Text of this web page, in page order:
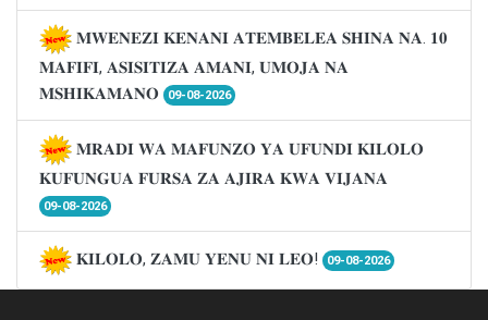
𝐌𝐖𝐄𝐍𝐄𝐙𝐈 𝐊𝐄𝐍𝐀𝐍𝐈 𝐀𝐓𝐄𝐌𝐁𝐄𝐋𝐄𝐀 𝐒𝐇𝐈𝐍𝐀 𝐍𝐀. 𝟏𝟎
𝐌𝐀𝐅𝐈𝐅𝐈, 𝐀𝐒𝐈𝐒𝐈𝐓𝐈𝐙𝐀 𝐀𝐌𝐀𝐍𝐈, 𝐔𝐌𝐎𝐉𝐀 𝐍𝐀
𝐌𝐒𝐇𝐈𝐊𝐀𝐌𝐀𝐍𝐎
09-08-2026
𝐌𝐑𝐀𝐃𝐈 𝐖𝐀 𝐌𝐀𝐅𝐔𝐍𝐙𝐎 𝐘𝐀 𝐔𝐅𝐔𝐍𝐃𝐈 𝐊𝐈𝐋𝐎𝐋𝐎
𝐊𝐔𝐅𝐔𝐍𝐆𝐔𝐀 𝐅𝐔𝐑𝐒𝐀 𝐙𝐀 𝐀𝐉𝐈𝐑𝐀 𝐊𝐖𝐀 𝐕𝐈𝐉𝐀𝐍𝐀
09-08-2026
𝐊𝐈𝐋𝐎𝐋𝐎, 𝐙𝐀𝐌𝐔 𝐘𝐄𝐍𝐔 𝐍𝐈 𝐋𝐄𝐎! 09-08-2026